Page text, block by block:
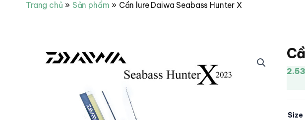
Trang chủ Sản phẩm Cần lure Daiwa Seabass Hunter X
Size